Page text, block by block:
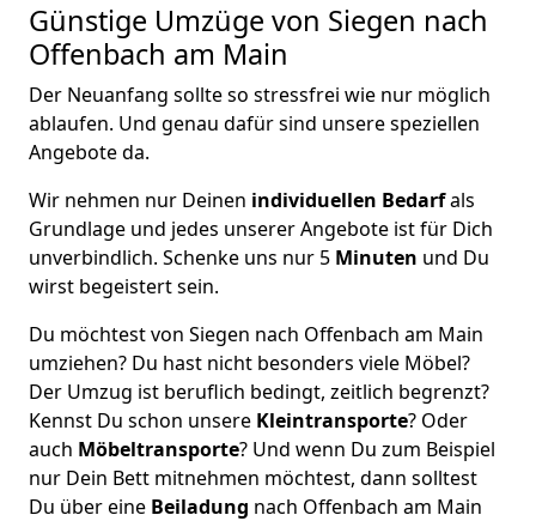
Günstige Umzüge von Siegen nach
Offenbach am Main
Der Neuanfang sollte so stressfrei wie nur möglich
ablaufen. Und genau dafür sind unsere speziellen
Angebote da.
Wir nehmen nur Deinen individuellen Bedarfals
Grundlage und jedes unserer Angebote ist für Dich
unverbindlich. Schenke uns nur 5 Minuten und Du
wirst begeistert sein.
Du möchtest von Siegen nach Offenbach am Main
umziehen? Du hast nicht besonders viele Möbel?
Der Umzug ist beruflich bedingt, zeitlich begrenzt?
Kennst Du schon unsere Kleintransporte? Oder
auch Möbeltransporte? Und wenn Du zum Beispiel
nur Dein Bett mitnehmen möchtest, dann solltest
Du über eine Beiladung nach Offenbach am Main